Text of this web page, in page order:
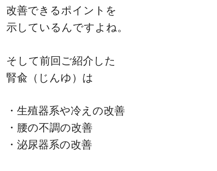
改善できるポイントを
示しているんですよね。
そして前回ご紹介した
腎兪（じんゆ）は
・生殖器系や冷えの改善
・腰の不調の改善
・泌尿器系の改善